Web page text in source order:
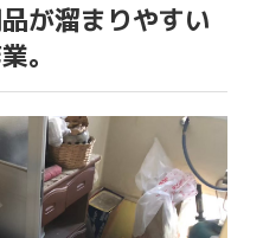
が溜まりやすい
。